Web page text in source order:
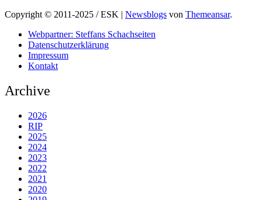
Copyright © 2011-2025 / ESK Newsblogs von Themeansar.
Webpartner: Steffans Schachseiten
Datenschutzerklärung
Impressum
Kontakt
Archive
2026
RIP
2025
2024
2023
2022
2021
2020